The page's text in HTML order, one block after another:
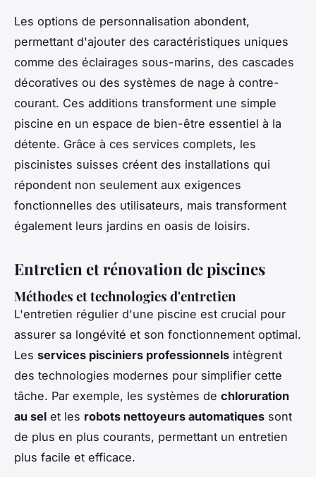
Les options de personnalisation abondent,
permettant d'ajouter des caractéristiques uniques
comme des éclairages sous-marins, des cascades
décoratives ou des systèmes de nage à contre-
courant. Ces additions transforment une simple
piscine en un espace de bien-être essentiel à la
détente. Grâce à ces services complets, les
piscinistes suisses créent des installations qui
répondent non seulement aux exigences
fonctionnelles des utilisateurs, mais transforment
également leurs jardins en oasis de loisirs.
Entretien et rénovation de piscines
Méthodes et technologies d'entretien
L'entretien régulier d'une piscine est crucial pour
assurer sa longévité et son fonctionnement optimal.
Les services pisciniers professionnels intègrent
des technologies modernes pour simplifier cette
tâche. Par exemple, les systèmes de chloruration
au sel et les robots nettoyeurs automatiques sont
de plus en plus courants, permettant un entretien
plus facile et efficace.